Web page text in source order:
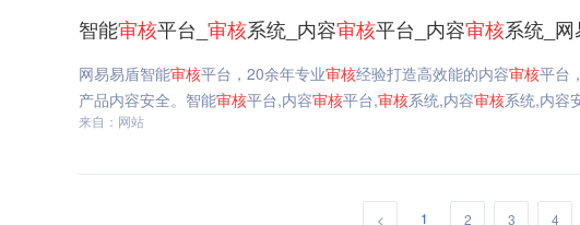
智能审核平台_ 审核系统_内容审核平台_内容审核系统_
网易易盾智能审核平台，20余年专业审核经验打造高效能的内容审核平台
产品内容安全。智能审核平台,内容审核平台,审核系统,内容审核系统,内容
来自：网站
< 1 2 3 4